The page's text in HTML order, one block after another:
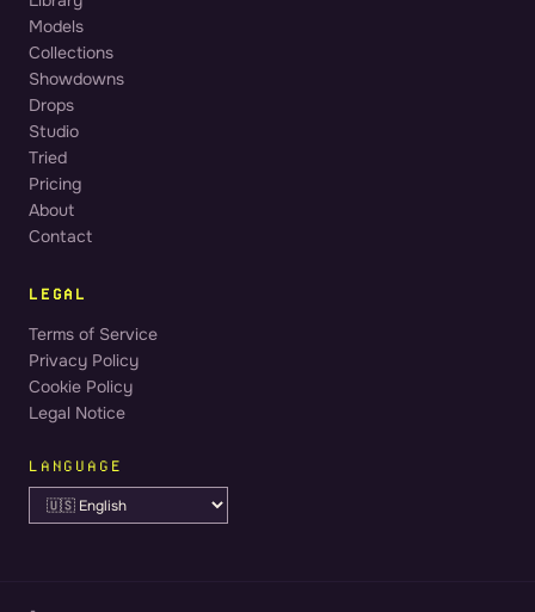
Models
Collections
Showdowns
Drops
Studio
Tried
Pricing
About
Contact
LEGAL
Terms of Service
Privacy Policy
Cookie Policy
Legal Notice
LANGUAGE